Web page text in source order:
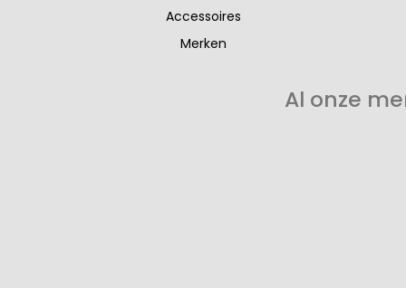
Accessoires
Merken
Al onze